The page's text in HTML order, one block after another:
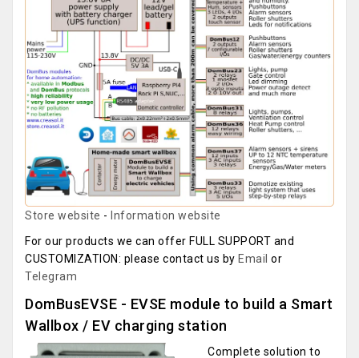
Store website - Information website
For our products we can offer FULL SUPPORT and
CUSTOMIZATION: please contact us by Email or
Telegram
DomBusEVSE - EVSE module to build a Smart
Wallbox / EV charging station
Complete solution to